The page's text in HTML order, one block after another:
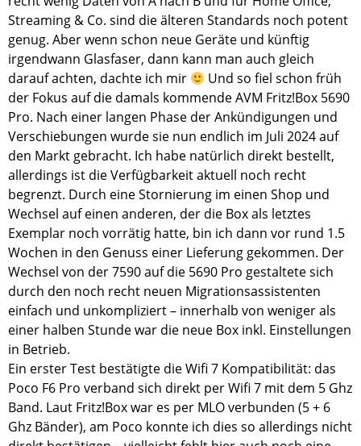
Streaming & Co. sind die älteren Standards noch potent
genug. Aber wenn schon neue Geräte und künftig
irgendwann Glasfaser, dann kann man auch gleich
darauf achten, dachte ich mir
Und so fiel schon früh
der Fokus auf die damals kommende AVM Fritz!Box 5690
Pro. Nach einer langen Phase der Ankündigungen und
Verschiebungen wurde sie nun endlich im Juli 2024 auf
den Markt gebracht. Ich habe natürlich direkt bestellt,
allerdings ist die Verfügbarkeit aktuell noch recht
begrenzt. Durch eine Stornierung im einen Shop und
Wechsel auf einen anderen, der die Box als letztes
Exemplar noch vorrätig hatte, bin ich dann vor rund 1.5
Wochen in den Genuss einer Lieferung gekommen. Der
Wechsel von der 7590 auf die 5690 Pro gestaltete sich
durch den noch recht neuen Migrationsassistenten
einfach und unkompliziert – innerhalb von weniger als
einer halben Stunde war die neue Box inkl. Einstellungen
in Betrieb.
Ein erster Test bestätigte die Wifi 7 Kompatibilität: das
Poco F6 Pro verband sich direkt per Wifi 7 mit dem 5 Ghz
Band. Laut Fritz!Box war es per MLO verbunden (5 + 6
Ghz Bänder), am Poco konnte ich dies so allerdings nicht